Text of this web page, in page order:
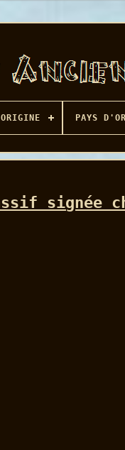
ORIGINE PAYS
signée